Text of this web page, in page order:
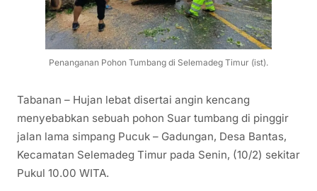
Penanganan Pohon Tumbang di Selemadeg Timur (ist).
Tabanan – Hujan lebat disertai angin kencang
menyebabkan sebuah pohon Suar tumbang di pinggir
jalan lama simpang Pucuk – Gadungan, Desa Bantas,
Kecamatan Selemadeg Timur pada Senin, (10/2) sekitar
Pukul 10.00 WITA.